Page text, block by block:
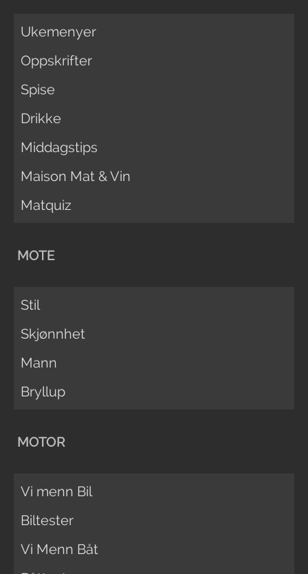
Ukemenyer
Oppskrifter
Spise
Drikke
Middagstips
Maison Mat & Vin
Matquiz
MOTE
Stil
Skjønnhet
Mann
Bryllup
MOTOR
Vi menn Bil
Biltester
Vi Menn Båt